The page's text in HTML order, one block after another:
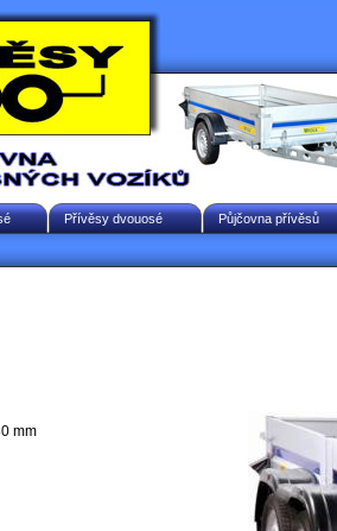
Přívěsy dvouosé Půjčovna přívěsů
mm